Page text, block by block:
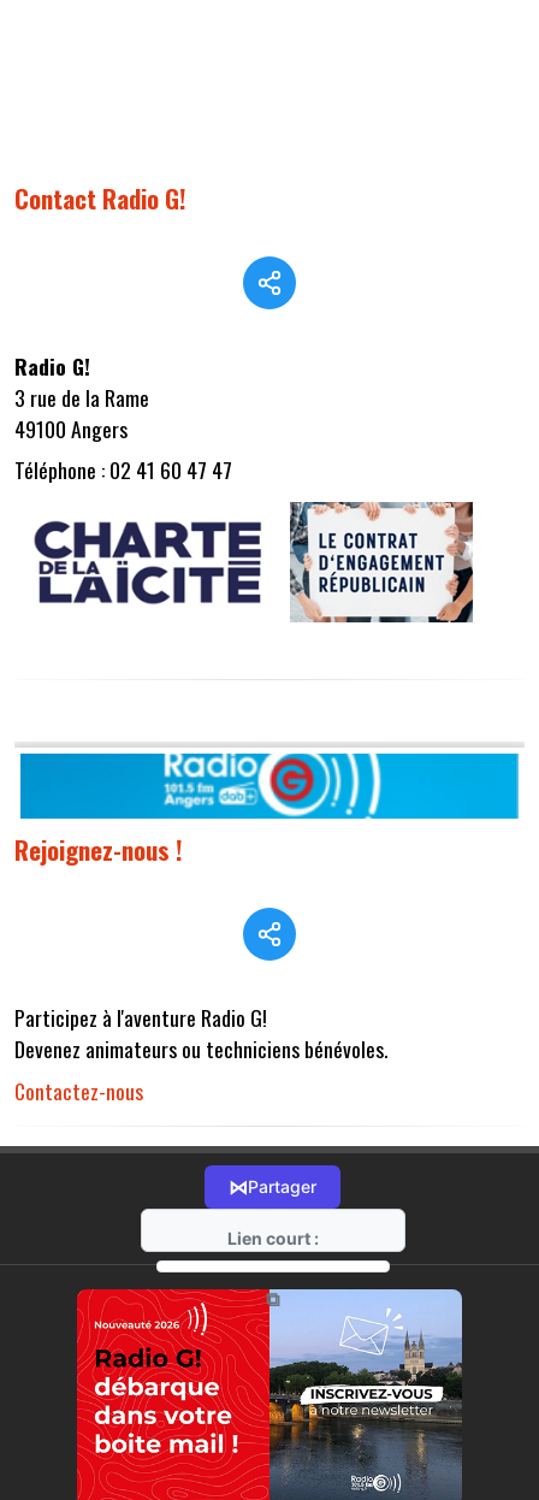
Contact Radio G!
Radio G!
3 rue de la Rame
49100 Angers
Téléphone : 02 41 60 47 47
Rejoignez-nous !
Participez à l'aventure Radio G!
Devenez animateurs ou techniciens bénévoles.
Contactez-nous
⋈Partager
Lien court :
https://radio-g.fr?r32
⧉